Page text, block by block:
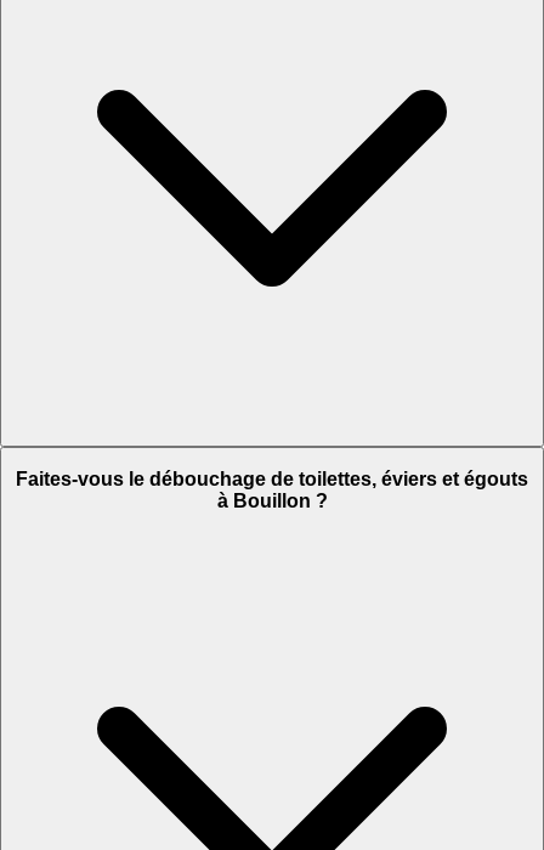
Faites-vous le débouchage de toilettes, éviers et égouts
à Bouillon ?